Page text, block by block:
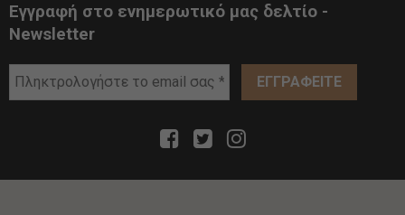
Εγγραφή στο ενημερωτικό μας δελτίο -
Newsletter